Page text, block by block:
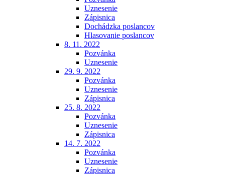
Uznesenie
Zápisnica
Dochádzka poslancov
Hlasovanie poslancov
8. 11. 2022
Pozvánka
Uznesenie
29. 9. 2022
Pozvánka
Uznesenie
Zápisnica
25. 8. 2022
Pozvánka
Uznesenie
Zápisnica
14. 7. 2022
Pozvánka
Uznesenie
Zápisnica